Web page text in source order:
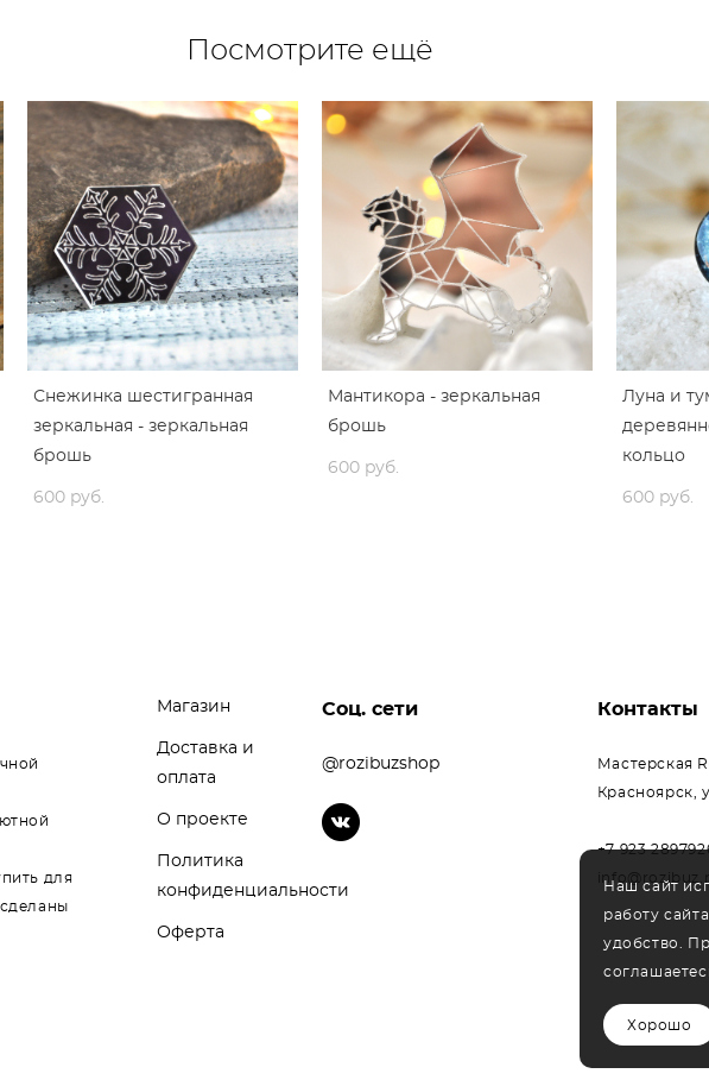
Посмотрите ещё
Снежинка шестигранная
зеркальная - зеркальная
брошь
600 pуб.
Мантикора - зеркальная
брошь
600 pуб.
Луна и
кольцо
600 pуб.
для
Магазин
Доставка и
оплата
О проекте
Политика
конфиденциальности
Оферта
Соц. сети
@rozibuzshop
Контакты
Мастерская
Красноярск,
+7 923
Наш сайт
работу
удобство.
Хорошо